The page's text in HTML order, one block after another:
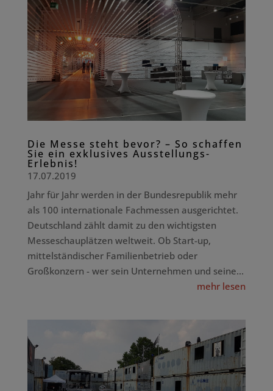
Die Messe steht bevor? – So schaffen
Sie ein exklusives Ausstellungs-
Erlebnis!
17.07.2019
Jahr für Jahr werden in der Bundesrepublik mehr
als 100 internationale Fachmessen ausgerichtet.
Deutschland zählt damit zu den wichtigsten
Messeschauplätzen weltweit. Ob Start-up,
mittelständischer Familienbetrieb oder
Großkonzern - wer sein Unternehmen und seine...
mehr lesen